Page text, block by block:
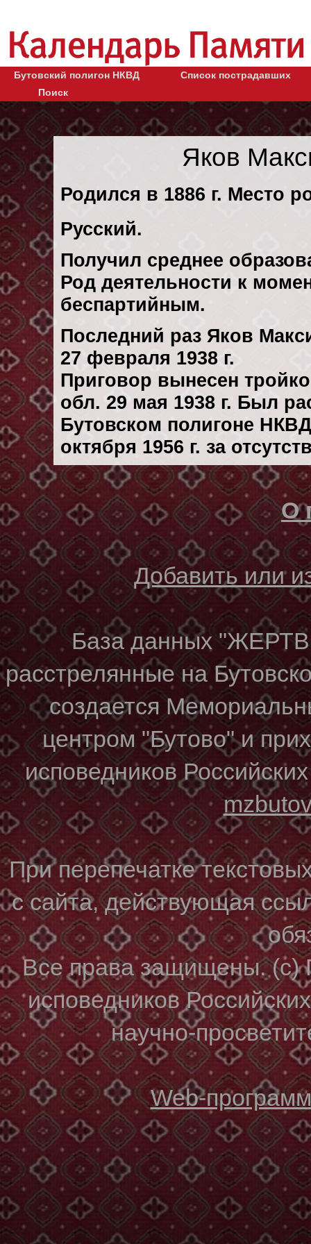
Бутовский полигон НКВД
Список пострадавших
Поиск
Яков
Родился в 1886 г. Место
Русский.
Получил среднее
Род деятельности к
беспартийным.
Последний раз Яков
27 февраля 1938 г.
Приговор вынесен
обл. 29 мая 1938 г. Был
Бутовском полигоне
октября 1956 г. за
О
Добавить или
База данных
расстрелянные на
создается
центром "Бутово" и
исповедников
При перепечатке
с сайта, действующая
Все права защищены. (с)
исповедников
научно-
Web-